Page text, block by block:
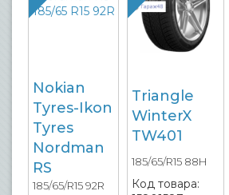
Nokian
Tyres-Ikon
Tyres
Nordman
RS
185/65/R15 92R
Triangle
WinterX
TW401
185/65/R15 88H
Код товара: